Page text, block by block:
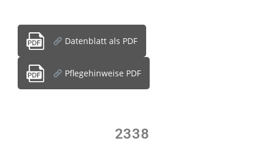
Datenblatt als PDF
Pflegehinweise PDF
2338